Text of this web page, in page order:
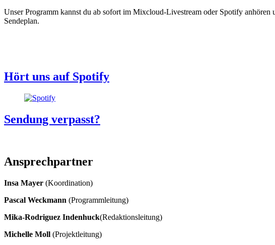
Unser Programm kannst du ab sofort im Mixcloud-Livestream oder Spotify
Sendeplan.
Hört uns auf Spotify
Sendung verpasst?
Ansprechpartner
Insa Mayer (Koordination)
Pascal Weckmann (Programmleitung)
Mika-Rodriguez Indenhuck(Redaktionsleitung)
Michelle Moll (Projektleitung)